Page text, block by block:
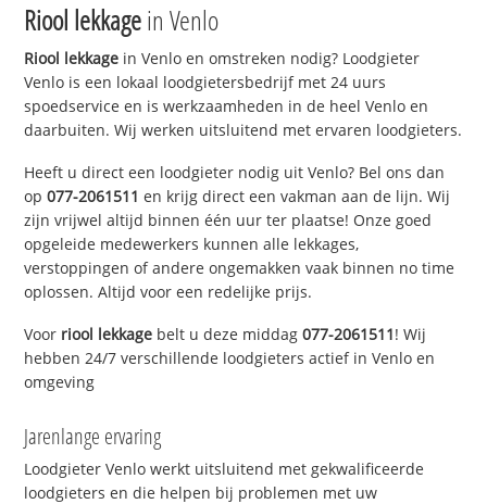
Riool lekkagein Venlo
Riool lekkage in Venlo en omstreken nodig? Loodgieter
Venlo is een lokaal loodgietersbedrijf met 24 uurs
spoedservice en is werkzaamheden in de heel Venlo en
daarbuiten. Wij werken uitsluitend met ervaren loodgieters.
Heeft u direct een loodgieter nodig uit Venlo? Bel ons dan
op077-2061511 en krijg direct een vakman aan de lijn. Wij
zijn vrijwel altijd binnen één uur ter plaatse! Onze goed
opgeleide medewerkers kunnen alle lekkages,
verstoppingen of andere ongemakken vaak binnen no time
oplossen. Altijd voor een redelijke prijs.
Voor riool lekkage belt u deze middag077-2061511! Wij
hebben 24/7 verschillende loodgieters actief in Venlo en
omgeving
Jarenlange ervaring
Loodgieter Venlo werkt uitsluitend met gekwalificeerde
loodgieters en die helpen bij problemen met uw